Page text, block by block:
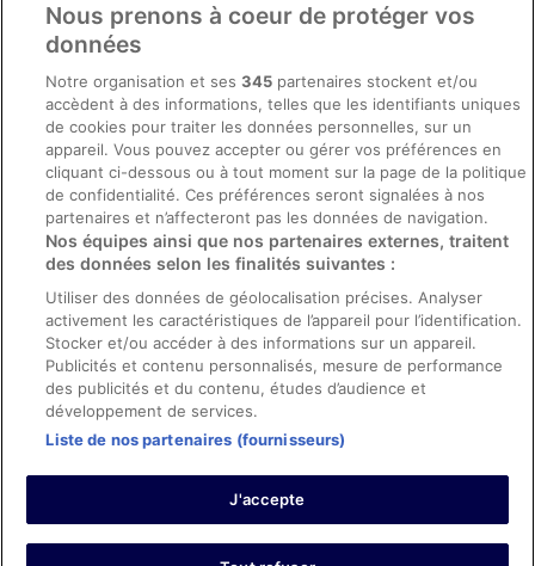
Conditions générales du programme BONUS+ d’ebookers
Directives de contenu et signalement de contenus
Aide
Soutien
Annuler votre réservation d’hôtel ou de propriété de vacances
Échéances de remboursement
Utiliser un coupon ebookers
Electron, CartaSi, Carte Bleue, PayPal et Eurocard.
© 2026 Expedia, Inc., une entreprise d’Expedia Group. Tous droits
réservés. ebookers et le logo ebookers sont des marques
Nous prenons à coeur de protéger vos
données
Notre organisation et ses345 partenaires stockent et/ou
accèdent à des informations, telles que les identifiants uniques
de cookies pour traiter les données personnelles, sur un
appareil. Vous pouvez accepter ou gérer vos préférences en
cliquant ci-dessous ou à tout moment sur la page de la politique
de confidentialité. Ces préférences seront signalées à nos
partenaires et n’affecteront pas les données de navigation.
Nos équipes ainsi que nos partenaires externes, traitent
des données selon les finalités suivantes :
Utiliser des données de géolocalisation précises. Analyser
activement les caractéristiques de l’appareil pour l’identification.
Stocker et/ou accéder à des informations sur un appareil.
Publicités et contenu personnalisés, mesure de performance
des publicités et du contenu, études d’audience et
développement de services.
Liste de nos partenaires (fournisseurs)
J'accepte